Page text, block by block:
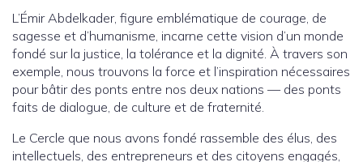
L’Émir Abdelkader, figure emblématique de courage, de
sagesse et d’humanisme, incarne cette vision d’un monde
fondé sur la justice, la tolérance et la dignité. À travers son
exemple, nous trouvons la force et l’inspiration nécessaires
pour bâtir des ponts entre nos deux nations — des ponts
faits de dialogue, de culture et de fraternité.
Le Cercle que nous avons fondé rassemble des élus, des
intellectuels, des entrepreneurs et des citoyens engagés,